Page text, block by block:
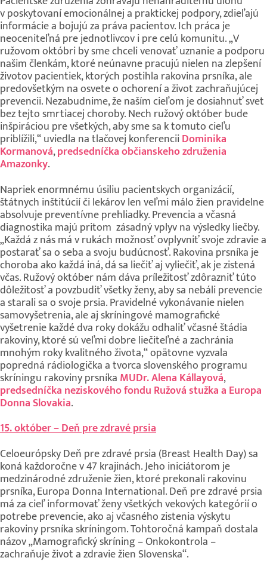
v poskytovaní emocionálnej a praktickej podpory, zdieľajú
informácie a bojujú za práva pacientov. Ich práca je
neoceniteľná pre jednotlivcov i pre celú komunitu. „V
ružovom októbri by sme chceli venovať uznanie a podporu
našim členkám, ktoré neúnavne pracujú nielen na zlepšení
životov pacientiek, ktorých postihla rakovina prsníka, ale
predovšetkým na osvete o ochorení a život zachraňujúcej
prevencii. Nezabudnime, že naším cieľom je dosiahnuť svet
bez tejto smrtiacej choroby. Nech ružový október bude
inšpiráciou pre všetkých, aby sme sa k tomuto cieľu
priblížili,“ uviedla na tlačovej konferencii Dominika
Kormanová,predsedníčka občianskeho združenia
Amazonky.
Napriek enormnému úsiliu pacientskych organizácií,
štátnych inštitúcií či lekárov len veľmi málo žien pravidelne
absolvuje preventívne prehliadky. Prevencia a včasná
diagnostika majú pritom zásadný vplyv na výsledky liečby.
„Každá z nás má v rukách možnosť ovplyvniť svoje zdravie a
postarať sa o seba a svoju budúcnosť. Rakovina prsníka je
choroba ako každá iná, dá sa liečiť aj vyliečiť, ak je zistená
včas. Ružový október nám dáva príležitosť zdôrazniť túto
dôležitosť a povzbudiť všetky ženy, aby sa nebáli prevencie
a starali sa o svoje prsia. Pravidelné vykonávanie nielen
samovyšetrenia, ale aj skríningové mamografické
vyšetrenie každé dva roky dokážu odhaliť včasné štádia
rakoviny, ktoré sú veľmi dobre liečiteľné a zachránia
mnohým roky kvalitného života,“ opätovne vyzvala
popredná rádiologička a tvorca slovenského programu
skríningu rakoviny prsníka MUDr. Alena Kállayová,
predsedníčka neziskového fondu Ružová stužka a Europa
Donna Slovakia.
15. október – Deň pre zdravé prsia
Celoeurópsky Deň pre zdravé prsia (Breast Health Day) sa
koná každoročne v 47 krajinách. Jeho iniciátorom je
medzinárodné združenie žien, ktoré prekonali rakovinu
prsníka, Europa Donna International. Deň pre zdravé prsia
má za cieľ informovať ženy všetkých vekových kategórií o
potrebe prevencie, ako aj včasného zistenia výskytu
rakoviny prsníka skríningom. Tohtoročná kampaň dostala
názov „Mamografický skríning – Onkokontrola –
zachraňuje život a zdravie žien Slovenska“.